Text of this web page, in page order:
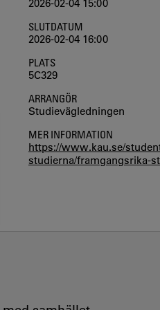
2026-02-04 15:00
SLUTDATUM
2026-02-04 16:00
PLATS
5C329
ARRANGÖR
Studievägledningen
MER INFORMATION
https://www.kau.se/
studierna/framgangsrika-